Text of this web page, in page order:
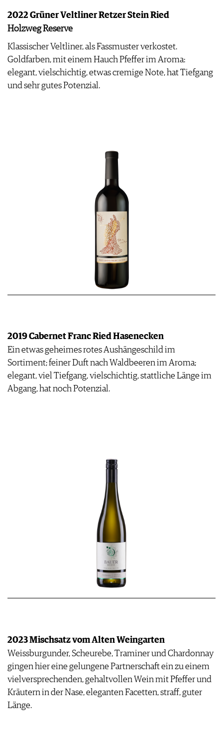
2022 Grüner Veltliner Retzer Stein Ried
Holzweg Reserve
Klassischer Veltliner, als Fassmuster verkostet.
Goldfarben, mit einem Hauch Pfeffer im Aroma:
elegant, vielschichtig, etwas cremige Note, hat Tiefgang
und sehr gutes Potenzial.
2019 Cabernet Franc Ried Hasenecken
Ein etwas geheimes rotes Aushängeschild im
Sortiment; feiner Duft nach Waldbeeren im Aroma;
elegant, viel Tiefgang, vielschichtig, stattliche Länge im
Abgang, hat noch Potenzial.
2023 Mischsatz vom Alten Weingarten
Weissburgunder, Scheurebe, Traminer und ­Chardonnay
gingen hier eine gelungene Partnerschaft ein zu einem
vielversprechenden, gehaltvollen Wein mit Pfeffer und
Kräutern in der Nase, eleganten Facetten, straff, guter
Länge.